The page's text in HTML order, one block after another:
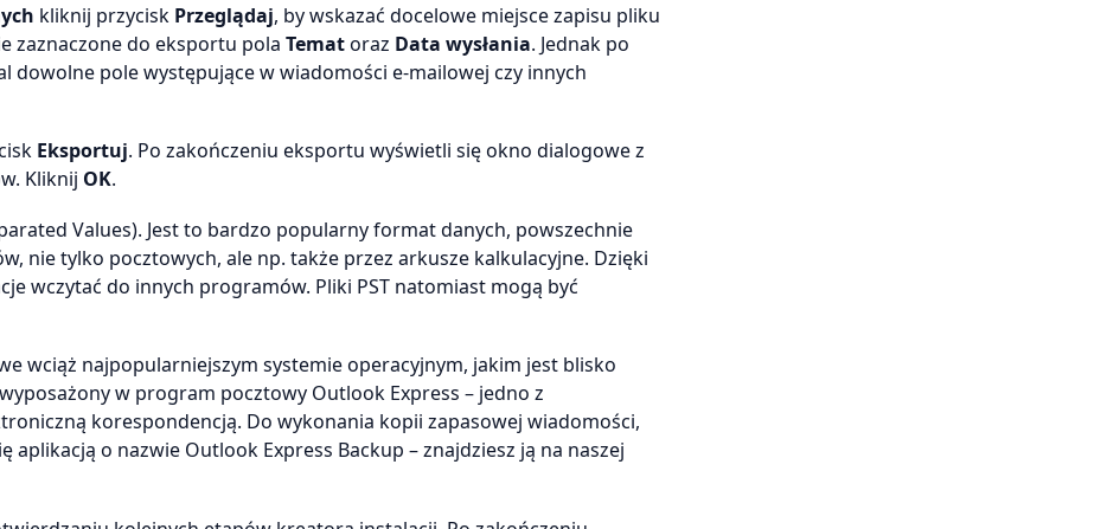
kliknij przycisk Przeglądaj, by wskazać docelowe miejsce zapisu pliku
zaznaczone do eksportu pola Tematoraz Data wysłania. Jednak po
dowolne pole występujące w wiadomości e-mailowej czy innych
Eksportuj. Po zakończeniu eksportu wyświetli się okno dialogowe z
Kliknij OK.
Values). Jest to bardzo popularny format danych, powszechnie
nie tylko pocztowych, ale np. także przez arkusze kalkulacyjne. Dzięki
wczytać do innych programów. Pliki PST natomiast mogą być
wciąż najpopularniejszym systemie operacyjnym, jakim jest blisko
w program pocztowy Outlook Express – jedno z
korespondencją. Do wykonania kopii zapasowej wiadomości,
o nazwie Outlook Express Backup – znajdziesz ją na naszej